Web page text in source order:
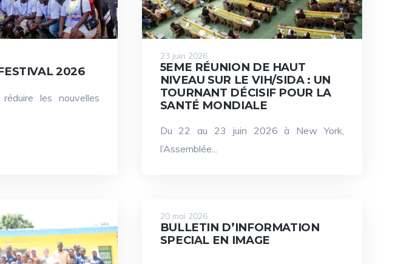
2026
les nouvelles
23 juin 2026
5EME RÉUNION DE HAUT
NIVEAU SUR LE VIH/SIDA : UN
TOURNANT DÉCISIF POUR LA
SANTÉ MONDIALE
Du 22 au 23 juin 2026 à New York,
l’Assemblée...
20 mai 2026
BULLETIN D’INFORMATION
SPECIAL EN IMAGE